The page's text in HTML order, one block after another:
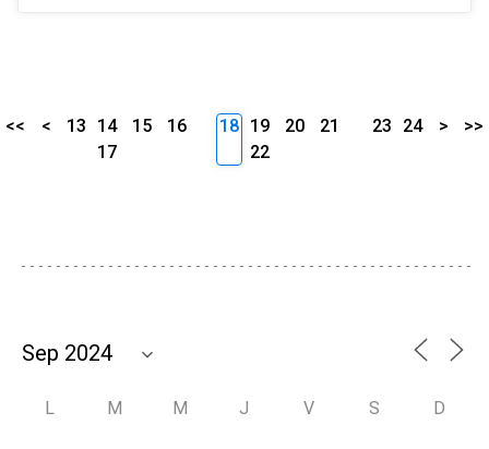
<< < 13 14 15
16
17
18 19 20
21
22
23 24 > >>
L M M J V S D